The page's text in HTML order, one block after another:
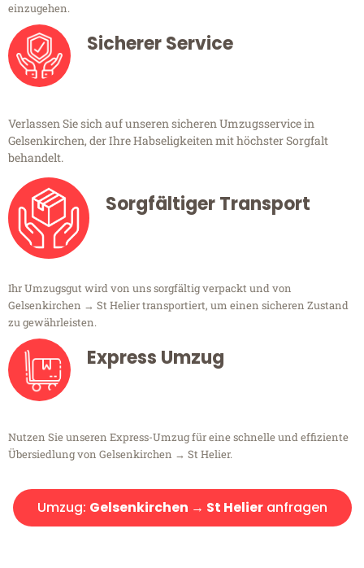
einzugehen.
Sicherer Service
Verlassen Sie sich auf unseren sicheren Umzugsservice in
Gelsenkirchen, der Ihre Habseligkeiten mit höchster Sorgfalt
behandelt.
Sorgfältiger Transport
Ihr Umzugsgut wird von uns sorgfältig verpackt und von
Gelsenkirchen → St Helier transportiert, um einen sicheren Zustand
zu gewährleisten.
Express Umzug
Nutzen Sie unseren Express-Umzug für eine schnelle und effiziente
Übersiedlung von Gelsenkirchen → St Helier.
Umzug: Gelsenkirchen → St Helieranfragen